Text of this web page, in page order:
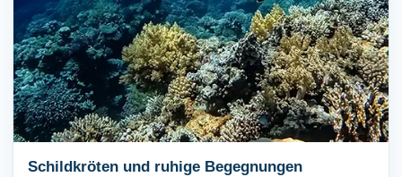
Schildkröten und ruhige Begegnungen